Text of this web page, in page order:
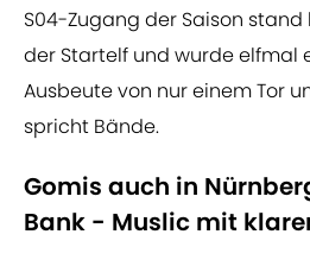
S04-Zugang der Saison
der Startelf und wurde elfmal
Ausbeute von nur einem Tor
spricht Bände.
Gomis auch in
Bank - Muslic mit